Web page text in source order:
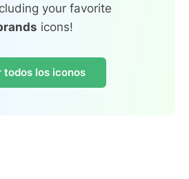
your favorite
icons!
todos los iconos